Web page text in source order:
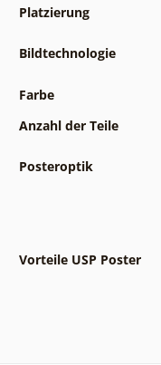
Platzierung
Bildtechnologie
Farbe
Anzahl der Teile
Posteroptik
Vorteile USP Poster